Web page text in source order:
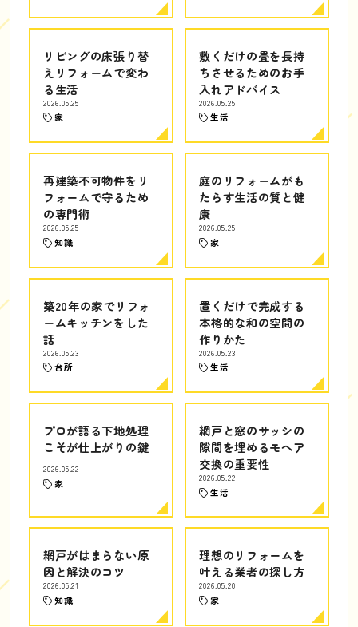
リビングの床張り替
えリフォームで変わ
る生活
2026.05.25
家
敷くだけの畳を長持
ちさせるためのお手
入れアドバイス
2026.05.25
生活
再建築不可物件をリ
フォームで守るため
の専門術
2026.05.25
知識
庭のリフォームがも
たらす生活の質と健
康
2026.05.25
家
築20年の家でリフォ
ームキッチンをした
話
2026.05.23
台所
置くだけで完成する
本格的な和の空間の
作りかた
2026.05.23
生活
プロが語る下地処理
こそが仕上がりの鍵
2026.05.22
家
網戸と窓のサッシの
隙間を埋めるモヘア
交換の重要性
2026.05.22
生活
網戸がはまらない原
因と解決のコツ
2026.05.21
知識
理想のリフォームを
叶える業者の探し方
2026.05.20
家